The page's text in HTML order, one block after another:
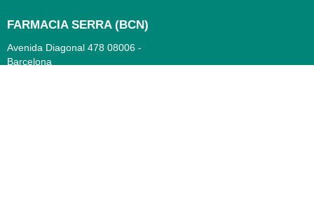
FARMACIA SERRA (BCN)
Avenida Diagonal 478 08006 -
Barcelona